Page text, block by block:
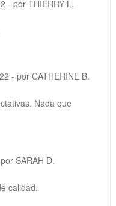
- por THIERRY L.
- por CATHERINE B.
Nada que
SARAH D.
calidad.